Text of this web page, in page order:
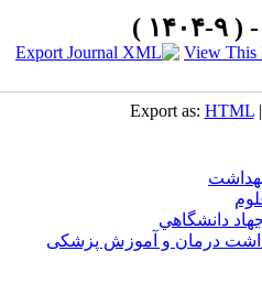
Export as:
دانشگاهي
درمان و آموزش پزشکی